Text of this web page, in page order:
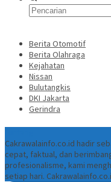
Berita Otomotif
Berita Olahraga
Kejahatan
Nissan
Bulutangkis
DKI Jakarta
Gerindra
Cakrawalainfo.co.id hadir
cepat, faktual, dan
profesionalisme, kami
setiap hari.